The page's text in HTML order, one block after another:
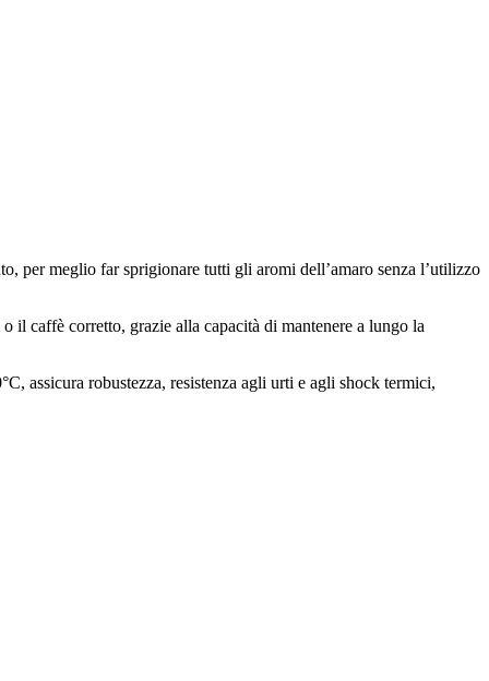
per meglio far sprigionare tutti gli aromi dell’amaro senza l’utilizzo
il caffè corretto, grazie alla capacità di mantenere a lungo la
assicura robustezza, resistenza agli urti e agli shock termici,